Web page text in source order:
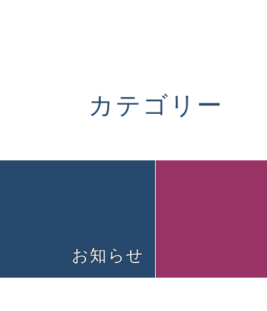
カテゴリー
お知らせ